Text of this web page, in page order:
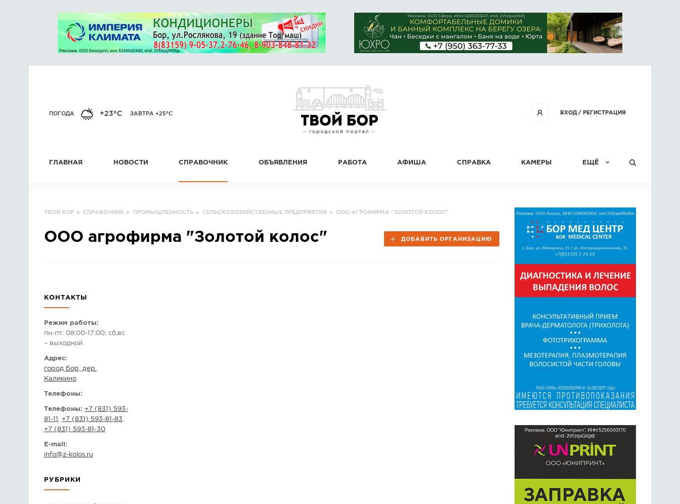
ВХОД/ РЕГИСТРАЦИЯ
ПОГОДА +23°C ЗАВТРА +25°C
ГЛАВНАЯ НОВОСТИ СПРАВОЧНИК ОБЪЯВЛЕНИЯ РАБОТА АФИША СПРАВКА КАМЕРЫ ЕЩЁ
СТАТЬИ
ПРЕДЛОЖИТЬ НОВОСТЬ
ФОТО
ТВОЙ БОР ▸ СПРАВОЧНИК ▸ ПРОМЫШЛЕННОСТЬ ▸ СЕЛЬСКОХОЗЯЙСТВЕННЫЕ ПРЕДПРИЯТИЯ ▸ ООО АГРОФИРМА "ЗОЛОТОЙ КОЛОС"
ООО агрофирма "Золотой колос" ДОБАВИТЬ ОРГАНИЗАЦИЮ
КОНТАКТЫ
Режим работы:
пн-пт: 08:00-17:00; сб,вс
– выходной
Адрес:
город Бор, дер.
Каликино
Телефоны:
Телефоны: +7 (831) 593-
81-11
+7 (831) 593-81-83
+7 (831) 593-81-30
E-mail:
info@z-kolos.ru
РУБРИКИ